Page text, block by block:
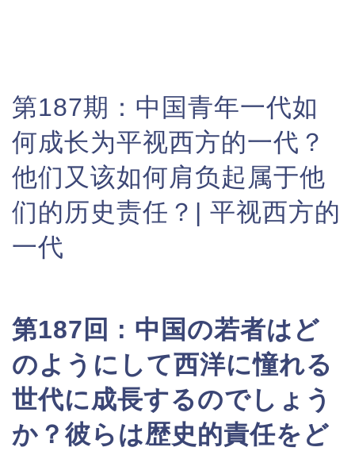
第187期： 中国青年一代如
何成长为平视西方的一代？
他们又该如何肩负起属于他
们的历史责任？| 平视西方的
一代
第187回 : 中国の若者はど
のようにして西洋に憧れる
世代に成長するのでしょう
か？彼らは歴史的責任をど